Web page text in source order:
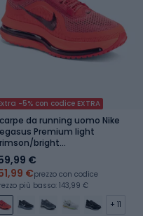
-5% con codice EXTRA
da running uomo Nike
Premium light
bright
black/team red
€
€prezzo con codice
più basso: 143,99 €
+ 11